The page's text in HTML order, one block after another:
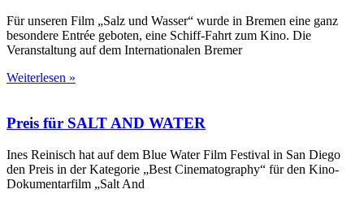
Für unseren Film „Salz und Wasser“ wurde in Bremen eine ganz
besondere Entrée geboten, eine Schiff-Fahrt zum Kino. Die
Veranstaltung auf dem Internationalen Bremer
Weiterlesen »
Preis für SALT AND WATER
Ines Reinisch hat auf dem Blue Water Film Festival in San Diego
den Preis in der Kategorie „Best Cinematography“ für den Kino-
Dokumentarfilm „Salt And